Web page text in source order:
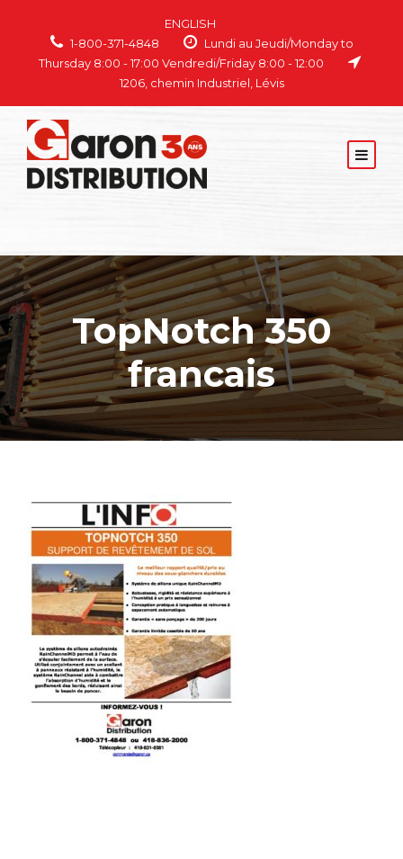
ENGLISH
1-800-371-4848
Lundi au Jeudi/Monday to
Thursday 8:00 - 17:00 Vendredi/Friday 8:00 - 12:00
1206, chemin Industriel, Lévis
TopNotch 350
francais